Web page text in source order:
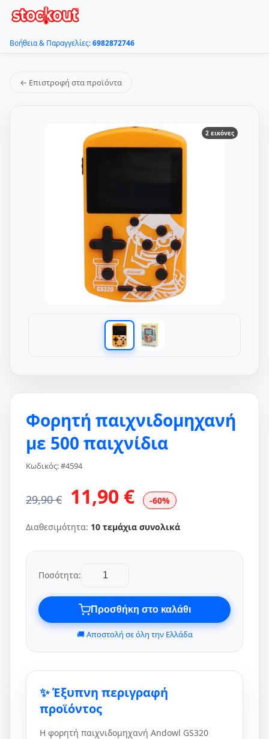
Βοήθεια & Παραγγελίες:6982872746
← Επιστροφή στα προϊόντα
2 εικόνες
Φορητή παιχνιδομηχανή
με 500 παιχνίδια
Κωδικός: #4594
29,90 € 11,90 € -60%
Διαθεσιμότητα: 10 τεμάχια συνολικά
Ποσότητα:
Προσθήκη στο καλάθι
🚚 Αποστολή σε όλη την Ελλάδα
✨ Έξυπνη περιγραφή
προϊόντος
Η φορητή παιχνιδομηχανή Andowl GS320